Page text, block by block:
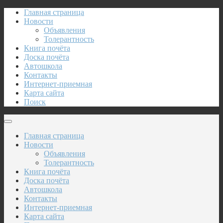
Главная страница
Новости
Объявления
Толерантность
Книга почёта
Доска почёта
Автошкола
Контакты
Интернет-приемная
Карта сайта
Поиск
Главная страница
Новости
Объявления
Толерантность
Книга почёта
Доска почёта
Автошкола
Контакты
Интернет-приемная
Карта сайта